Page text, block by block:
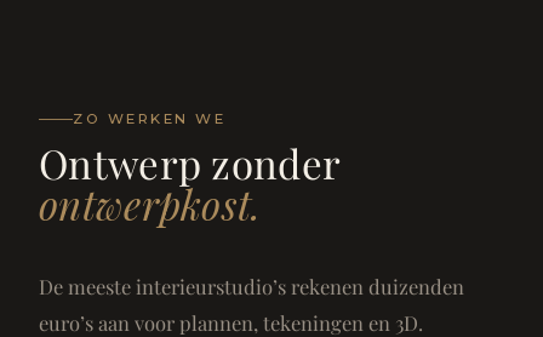
ZO WERKEN WE
Ontwerp zonder
ontwerpkost.
De meeste interieurstudio’s rekenen duizenden
euro’s aan voor plannen, tekeningen en 3D.